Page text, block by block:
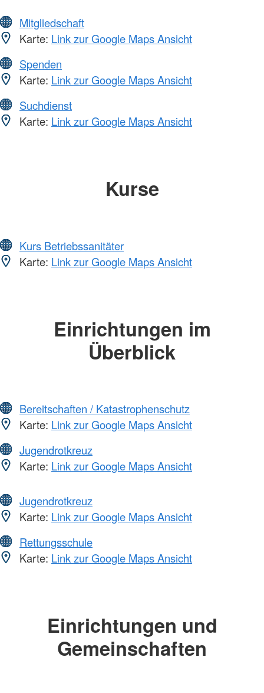
Mitgliedschaft
Karte: Link zur Google Maps Ansicht
Spenden
Karte: Link zur Google Maps Ansicht
Suchdienst
Karte: Link zur Google Maps Ansicht
Kurse
Kurs Betriebssanitäter
Karte: Link zur Google Maps Ansicht
Einrichtungen im
Überblick
Bereitschaften / Katastrophenschutz
Karte: Link zur Google Maps Ansicht
Jugendrotkreuz
Karte: Link zur Google Maps Ansicht
Jugendrotkreuz
Karte: Link zur Google Maps Ansicht
Rettungsschule
Karte: Link zur Google Maps Ansicht
Einrichtungen und
Gemeinschaften